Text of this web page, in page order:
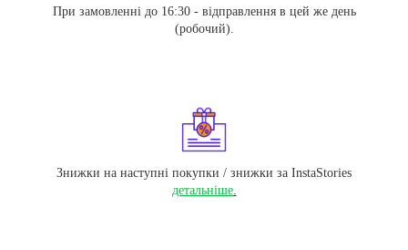
При замовленні до 16:30 - відправлення в цей же день
(робочий).
Знижки на наступні покупки / знижки за InstaStories
детальніше.